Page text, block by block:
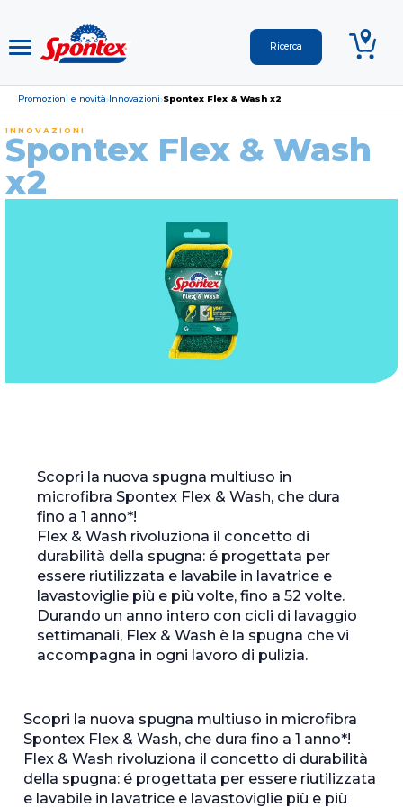
Promozioni e novità›Innovazioni›Spontex Flex & Wash x2
INNOVAZIONI
Spontex Flex & Wash
x2
Scopri la nuova spugna multiuso in
microfibra Spontex Flex & Wash, che dura
fino a 1 anno*!
Flex & Wash rivoluziona il concetto di
durabilità della spugna: é progettata per
essere riutilizzata e lavabile in lavatrice e
lavastoviglie più e più volte, fino a 52 volte.
Durando un anno intero con cicli di lavaggio
settimanali, Flex & Wash è la spugna che vi
accompagna in ogni lavoro di pulizia.
Scopri la nuova spugna multiuso in microfibra
Spontex Flex & Wash, che dura fino a 1 anno*!
Flex & Wash rivoluziona il concetto di durabilità
della spugna: é progettata per essere riutilizzata
e lavabile in lavatrice e lavastoviglie più e più